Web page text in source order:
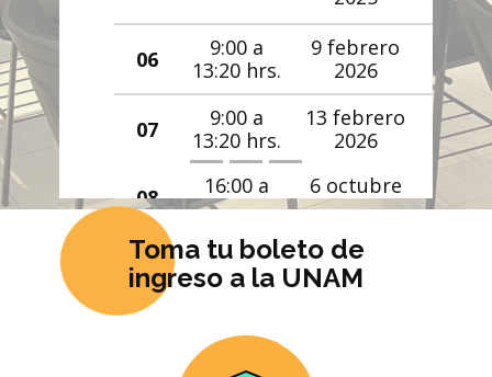
9:00 a
hrs.
9 febrero
2026
Matutino
9:00 a
hrs.
13 febrero
2026
Matutino
16:00 a
h​rs.
6 octubre
2025
Vespertino
16:00 a
h​rs.
16 febrero
2026
Vespertino
Toma tu boleto de
ingreso a la UNAM